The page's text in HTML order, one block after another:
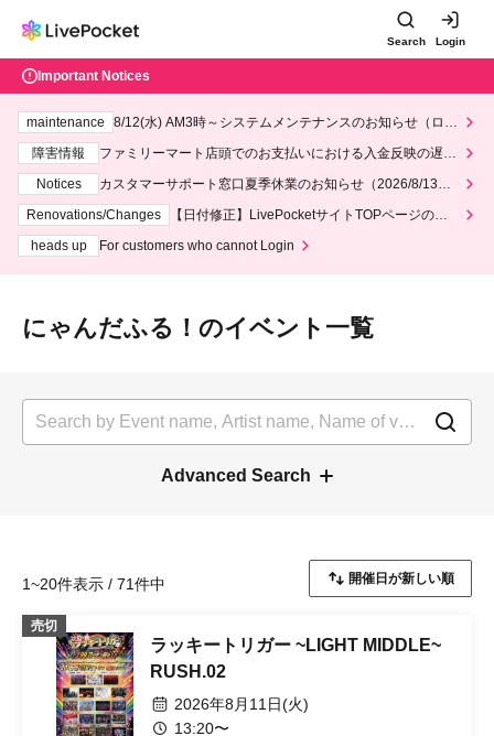
Search Login
Important Notices
maintenance
8/12(水) AM3時～システムメンテナンスのお知らせ（ロー
障害情報
ファミリーマート店頭でのお支払いにおける入金反映の遅延
Notices
カスタマーサポート窓口夏季休業のお知らせ（2026/8/13～2
026/8/14）
Renovations/Changes
【日付修正】LivePocketサイトTOPページのデ
heads up
For customers who cannot Login
にゃんだふる！のイベント一覧
Advanced Search
1~20件表示 / 71件中
売切
ラッキートリガー ~LIGHT MIDDLE~
RUSH.02
2026年8月11日(火)
13:20〜